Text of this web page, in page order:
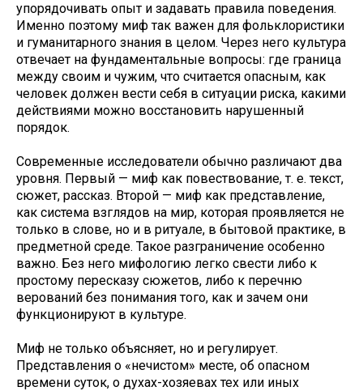
упорядочивать опыт и задавать правила поведения.
Именно поэтому миф так важен для фольклористики
и гуманитарного знания в целом. Через него культура
отвечает на фундаментальные вопросы: где граница
между своим и чужим, что считается опасным, как
человек должен вести себя в ситуации риска, какими
действиями можно восстановить нарушенный
порядок.
Современные исследователи обычно различают два
уровня. Первый — миф как повествование, т. е. текст,
сюжет, рассказ. Второй — миф как представление,
как система взглядов на мир, которая проявляется не
только в слове, но и в ритуале, в бытовой практике, в
предметной среде. Такое разграничение особенно
важно. Без него мифологию легко свести либо к
простому пересказу сюжетов, либо к перечню
верований без понимания того, как и зачем они
функционируют в культуре.
Миф не только объясняет, но и регулирует.
Представления о «нечистом» месте, об опасном
времени суток, о духах-хозяевах тех или иных